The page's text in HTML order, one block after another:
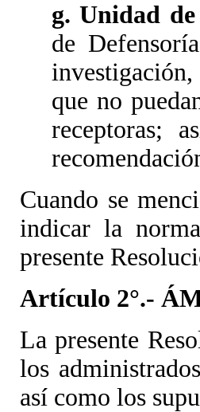
g. Unidad
de
que no
receptoras;
Cuando se
indicar la
presente
Artículo 2°.-
La presente
los
así como los